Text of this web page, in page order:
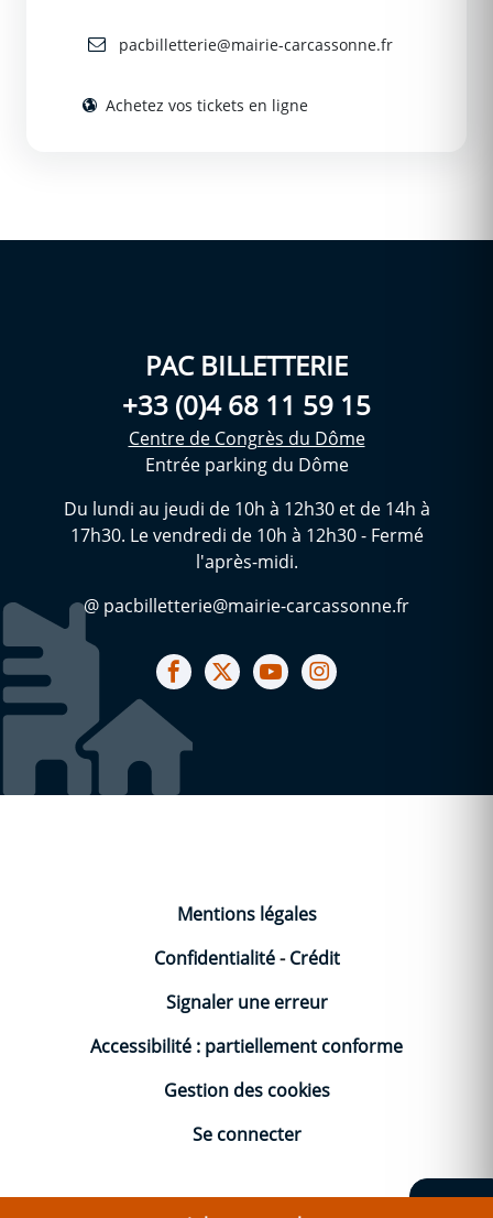
pacbilletterie@mairie-carcassonne.fr
Achetez vos tickets en ligne
PAC BILLETTERIE
+33 (0)4 68 11 59 15
Centre de Congrès du Dôme
Entrée parking du Dôme
Du lundi au jeudi de 10h à 12h30 et de 14h à
17h30. Le vendredi de 10h à 12h30 - Fermé
l'après-midi.
@ pacbilletterie@mairie-carcassonne.fr
Notre facebook
Notre X (ex Twitter)
Notre Chaine youtube
Mentions légales
Confidentialité-Crédit
Signaler une erreur
Accessibilité : partiellement conforme
Gestion des cookies
Se connecter